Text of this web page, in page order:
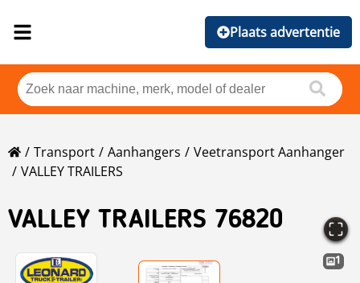
Plaats advertentie
Transport Aanhangers
Veetransport Aanhanger
VALLEY TRAILERS
VALLEY TRAILERS 76820
1